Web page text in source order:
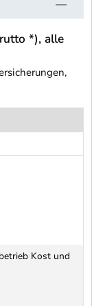
*), alle
Kost und